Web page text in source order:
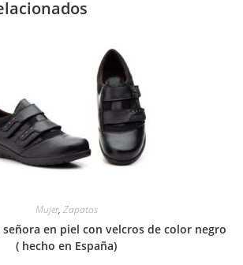
Mujer, Zapatos
señora en piel con velcros de color negro
( hecho en España)